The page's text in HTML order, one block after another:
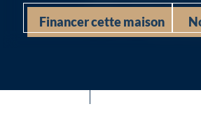
Et aussi
Financez votre
construction!